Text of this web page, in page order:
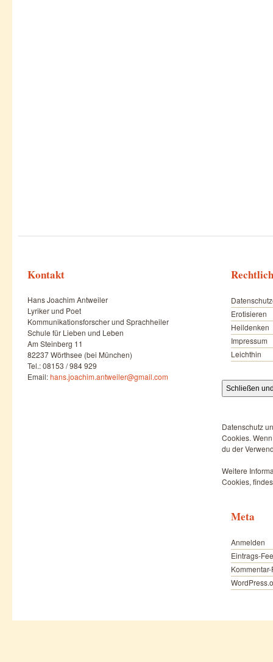
Kontakt
Hans Joachim Antweiler
Lyriker und Poet
Kommunikationsforscher und Sprachheiler
Schule für Lieben und Leben
Am Steinberg 11
82237 Wörthsee (bei München)
Tel.: 08153 / 984 929
Email:hans.joachim.antweiler@gmail.com
Erotisieren
Heildenken
Impressum
Leichthin
Datenschutz
Cookies.
du der
Weitere
Cookies,
Meta
Anmelden
Eintrags-